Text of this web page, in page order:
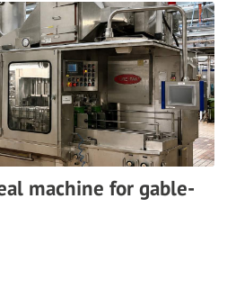
machine for gable-